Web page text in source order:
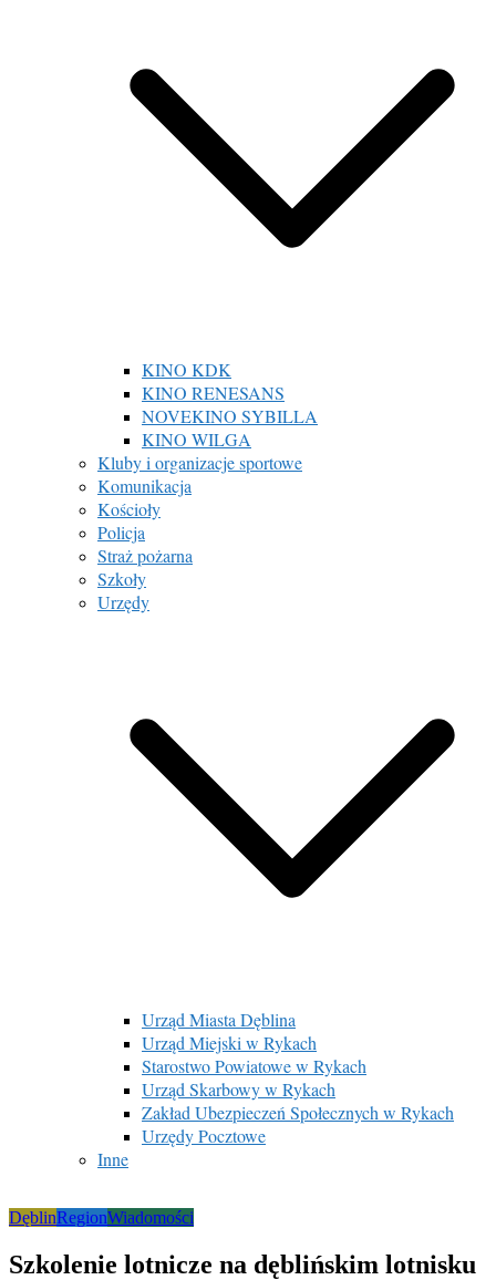
KINO KDK
KINO RENESANS
NOVEKINO SYBILLA
KINO WILGA
Kluby i organizacje sportowe
Komunikacja
Kościoły
Policja
Straż pożarna
Szkoły
Urzędy
Urząd Miasta Dęblina
Urząd Miejski w Rykach
Starostwo Powiatowe w Rykach
Urząd Skarbowy w Rykach
Zakład Ubezpieczeń Społecznych w Rykach
Urzędy Pocztowe
Inne
DęblinRegionWiadomości
Szkolenie lotnicze na dęblińskim lotnisku